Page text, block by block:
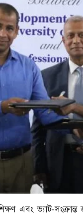
এবং ভ্যাট-